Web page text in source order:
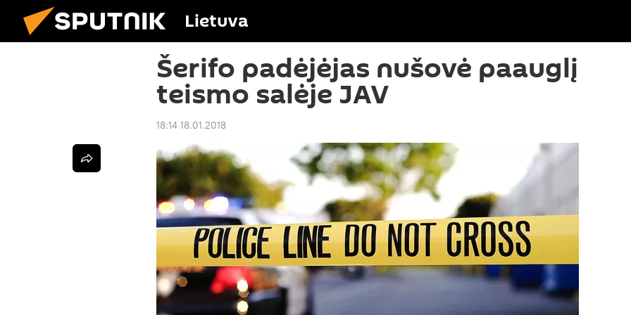
Lietuva
Šerifo padėjėjas nušovė paauglį
teismo salėje JAV
18:14 18.01.2018